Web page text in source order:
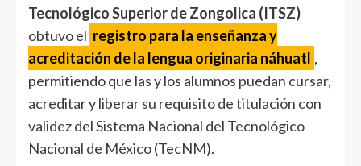
Tecnológico Superior de Zongolica (ITSZ)
obtuvo el registro para la enseñanza y
acreditación de la lengua originaria náhuatl ,
permitiendo que las y los alumnos puedan cursar,
acreditar y liberar su requisito de titulación con
validez del Sistema Nacional del Tecnológico
Nacional de México (TecNM).